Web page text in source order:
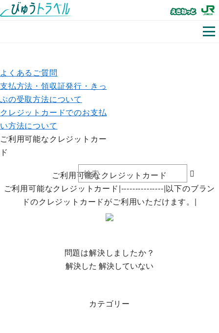
よくあるご質問
支払方法・領収証発行・きっ
ぷの受取方法について
クレジットカードでのお支払
い方法について
ご利用可能なクレジットカー
ド
ご利用可能なクレジットカード
ご利用可能なクレジットカード|---------------|以下のブラン
ドのクレジットカードがご利用いただけます。|
問題は解決しましたか？
解決した 解決していない
カテゴリー